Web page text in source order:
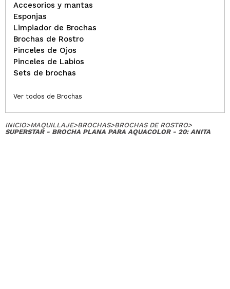
Accesorios y mantas
Esponjas
Limpiador de Brochas
Brochas de Rostro
Pinceles de Ojos
Pinceles de Labios
Sets de brochas
Ver todos de Brochas
INICIO>MAQUILLAJE>BROCHAS>BROCHAS DE ROSTRO>
SUPERSTAR - BROCHA PLANA PARA AQUACOLOR - 20: ANITA